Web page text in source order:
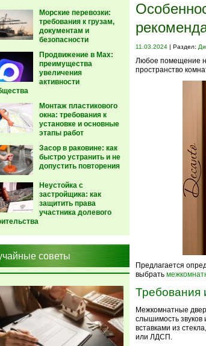
Морские перевозки:
требования к грузам,
документам и
безопасности
Продвижение в Max:
преимущества
увеличения
активности
Монтаж пластикового
окна: требования к
установке и основные
этапы работ
Засор в раковине: как
быстро устранить и не
допустить повторения
Неустойка с
застройщика: как
защитить права
участника долевого
советы
11.03.2024 | Раздел:
Любое помещение
пространство
Предлагается
выбрать
Требования
Межкомнатные
слышимость звуков
вставками из
или ЛДСП.